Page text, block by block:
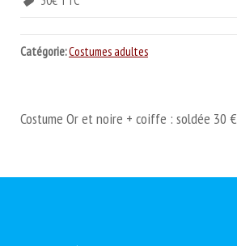
Catégorie:Costumes adultes
Costume Or et noire + coiffe : soldée 30 €